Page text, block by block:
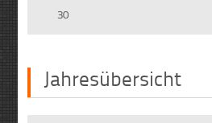
30
Jahresübersicht